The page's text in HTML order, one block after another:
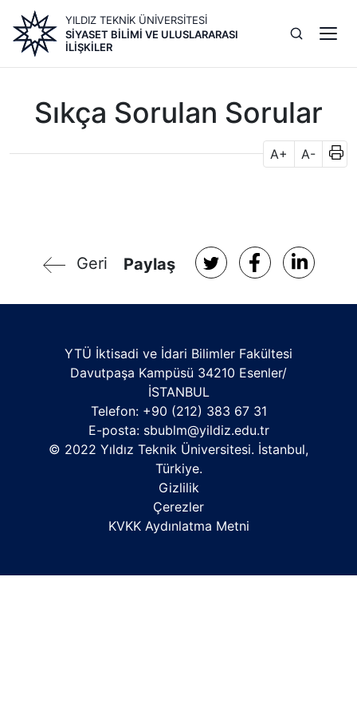
içeriğe
atla
YILDIZ TEKNİK ÜNİVERSİTESİ
SIYASET BILIMI VE ULUSLARARASI
İLIŞKILER
Sıkça Sorulan Sorular
A+ A-
Geri Paylaş
YTÜ İktisadi ve İdari Bilimler Fakültesi
Davutpaşa Kampüsü 34210 Esenler/
İSTANBUL
Telefon: +90 (212) 383 67 31
E-posta: sbublm@yildiz.edu.tr
© 2022 Yıldız Teknik Üniversitesi. İstanbul,
Türkiye.
Gizlilik
Çerezler
KVKK Aydınlatma Metni